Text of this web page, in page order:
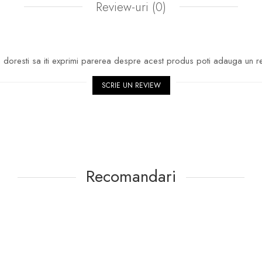
Review-uri (0)
doresti sa iti exprimi parerea despre acest produs poti adauga un
SCRIE UN REVIEW
Recomandari